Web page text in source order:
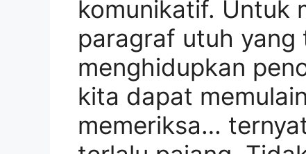
komunikatif. Untuk
paragraf utuh
menghidupkan
kita dapat
memeriksa…